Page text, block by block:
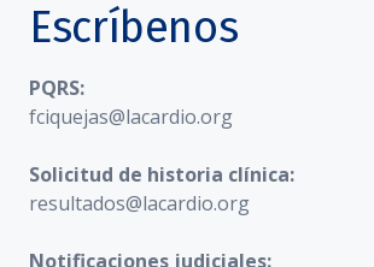
Escríbenos
PQRS:
fciquejas@lacardio.org
Solicitud de historia clínica:
resultados@lacardio.org
Notificaciones judiciales: